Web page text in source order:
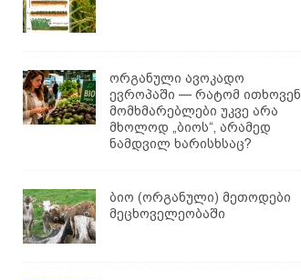
ორგანული ავოკადო
ევროპაში — რატომ ითხოვენ
მომხმარებლები უკვე არა
მხოლოდ „ბიოს“, არამედ
ნამდვილ ხარისხსაც?
ბიო (ორგანული) მეთოდები
მეცხოველეობაში